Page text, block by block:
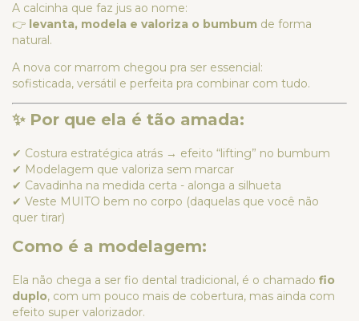
A calcinha que faz jus ao nome:
👉 levanta, modela e valoriza o bumbum de forma
natural.
A nova cor marrom chegou pra ser essencial:
sofisticada, versátil e perfeita pra combinar com tudo.
✨ Por que ela é tão amada:
✔ Costura estratégica atrás → efeito “lifting” no bumbum
✔ Modelagem que valoriza sem marcar
✔ Cavadinha na medida certa - alonga a silhueta
✔ Veste MUITO bem no corpo (daquelas que você não
quer tirar)
Como é a modelagem:
Ela não chega a ser fio dental tradicional, é o chamado fio
duplo, com um pouco mais de cobertura, mas ainda com
efeito super valorizador.